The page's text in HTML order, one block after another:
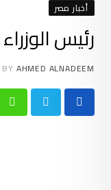
أخبار مصر
رئيس
BY AHMED ALNADEEM